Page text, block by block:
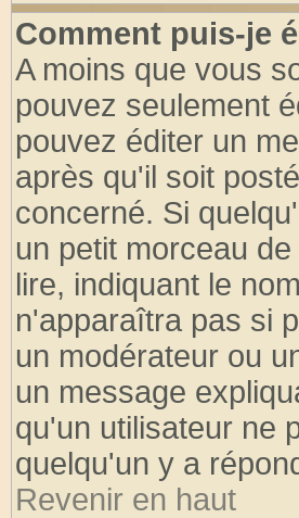
Comment puis-je
A moins que vous
pouvez seulement
pouvez éditer un
après qu'il soit
concerné. Si
un petit morceau
lire, indiquant le
n'apparaîtra pas si
un modérateur ou
un message
qu'un utilisateur ne
quelqu'un y a
Revenir en haut